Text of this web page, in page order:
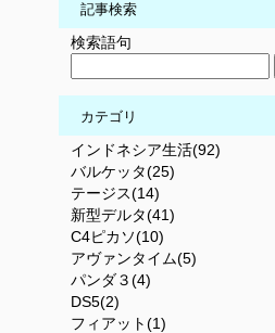
記事検索
検索語句
カテゴリ
インドネシア生活(92)
バルケッタ(25)
テージス(14)
新型デルタ(41)
C4ピカソ(10)
アヴァンタイム(5)
パンダ３(4)
DS5(2)
フィアット(1)